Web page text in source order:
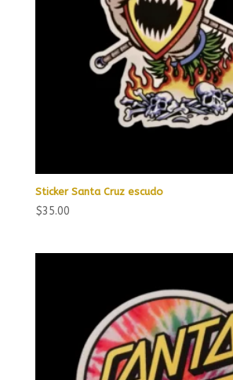
Sticker Santa Cruz escudo
$35.00